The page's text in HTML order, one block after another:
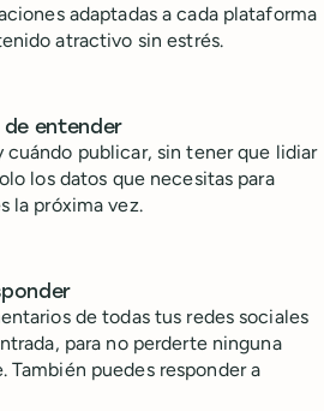
adaptadas a cada plataforma
atractivo sin estrés.
entender
cuándo publicar, sin tener que lidiar
los datos que necesitas para
la próxima vez.
de todas tus redes sociales
para no perderte ninguna
puedes responder a